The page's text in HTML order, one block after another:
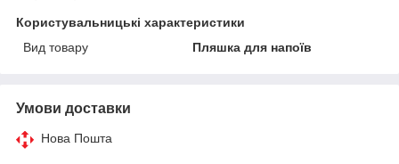
Користувальницькі характеристики
Вид товару
Пляшка для напоїв
Умови доставки
Нова Пошта